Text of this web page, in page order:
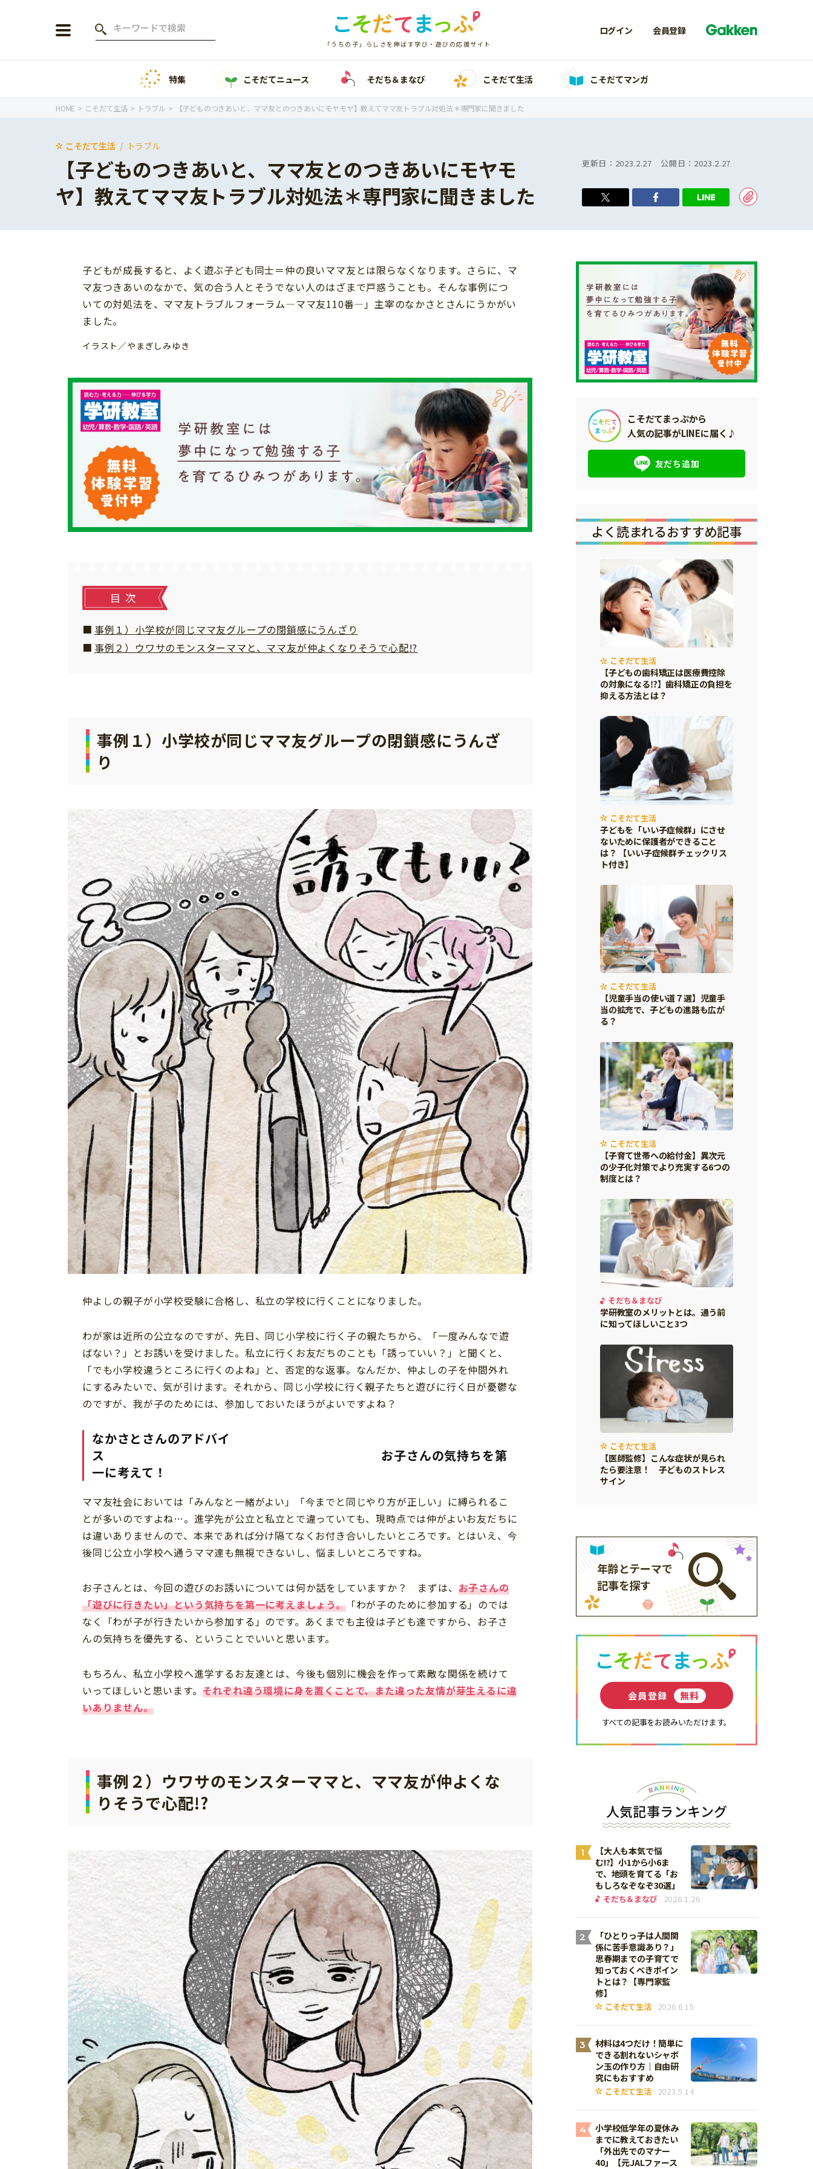
「うちの子」らしさを伸ばす学び・遊びの応援サイト
ログイン 会員登録
年齢から探す
1歳
小学2年生
小学4年生
小学6年生
そだち＆まなび
ワーク・ドリル
幼稚園・保育園
教育・学習
絵本・読み聞かせ
運動・あそび・ゲーム
こそだて生活
行事・イベント
親子でいっしょに
マネー
こそだてマンガ
サイトのご利⽤にあたって
特集 こそだてニュース そだち＆まなび こそだて生活 こそだてマンガ
HOME こそだて生活 トラブル 【子どものつきあいと、ママ友とのつきあいにモヤモヤ】教えてママ友トラブル対処法＊専門家に聞きました
こそだて生活 トラブル
【子どものつきあいと、ママ友とのつきあいにモヤモ
ヤ】教えてママ友トラブル対処法＊専門家に聞きました
更新日： 2023.2.27 公開日： 2023.2.27
子どもが成長すると、よく遊ぶ子ども同士＝仲の良いママ友とは限らなくなります。さらに、マ
マ友つきあいのなかで、気の合う人とそうでない人のはざまで戸惑うことも。そんな事例につ
いての対処法を、ママ友トラブルフォーラム―ママ友110番―」主宰のなかさとさんにうかがい
ました。
イラスト／やまぎしみゆき
目次
事例１）小学校が同じママ友グループの閉鎖感にうんざり
事例２）ウワサのモンスターママと、ママ友が仲よくなりそうで心配!?
事例１）小学校が同じママ友グループの閉鎖感にうんざ
り
仲よしの親子が小学校受験に合格し、私立の学校に行くことになりました。
わが家は近所の公立なのですが、先日、同じ小学校に行く子の親たちから、「一度みんなで遊
ばない？」とお誘いを受けました。私立に行くお友だちのことも「誘っていい？」と聞くと、
「でも小学校違うところに行くのよね」と、否定的な返事。なんだか、仲よしの子を仲間外れ
にするみたいで、気が引けます。それから、同じ小学校に行く親子たちと遊びに行く日が憂鬱な
のですが、我が子のためには、参加しておいたほうがよいですよね？
なかさとさんのアドバイ
ス お子さんの気持ちを第
一に考えて！
ママ友社会においては「みんなと一緒がよい」「今までと同じやり方が正しい」に縛られるこ
とが多いのですよね…。進学先が公立と私立とで違っていても、現時点では仲がよいお友だちに
は違いありませんので、本来であれば分け隔てなくお付き合いしたいところです。とはいえ、今
後同じ公立小学校へ通うママ達も無視できないし、悩ましいところですね。
お子さんとは、今回の遊びのお誘いについては何か話をしていますか？ まずは、 お子さんの
「遊びに行きたい」という気持ちを第一に考えましょう。「わが子のために参加する」のでは
なく「わが子が行きたいから参加する」のです。あくまでも主役は子ども達ですから、お子さ
んの気持ちを優先する、ということでいいと思います。
もちろん、私立小学校へ進学するお友達とは、今後も個別に機会を作って素敵な関係を続けて
いってほしいと思います。 それぞれ違う環境に身を置くことで、また違った友情が芽生えるに違
いありません。
事例２）ウワサのモンスターママと、ママ友が仲よくな
りそうで心配!?
こそだてまっぷから
人気の記事がLINEに届く♪
友だち追加
よく読まれるおすすめ記事
こそだて生活
【子どもの歯科矯正は医療費控除
の対象になる⁉】歯科矯正の負担を
抑える方法とは？
こそだて生活
子どもを「いい子症候群」にさせ
ないために保護者ができること
は？ 【いい子症候群チェックリス
ト付き】
こそだて生活
【児童手当の使い道７選】児童手
当の拡充で、子どもの進路も広が
る？
こそだて生活
【子育て世帯への給付金】異次元
の少子化対策でより充実する6つの
制度とは？
そだち＆まなび
学研教室のメリットとは。通う前
に知ってほしいこと3つ
こそだて生活
【医師監修】こんな症状が見られ
たら要注意！ 子どものストレス
サイン
年齢とテーマで
記事を探す
会員登録 無料
すべての記事をお読みいただけます。
人気記事ランキング
1
【大人も本気で悩
む!?】小1から小6ま
で、地頭を育てる「お
もしろなぞなぞ30選」
そだち＆まなび 2026.1.26
2
「ひとりっ子は人間関
係に苦手意識あり？」
思春期までの子育てで
知っておくべきポイン
トとは？【専門家監
修】
こそだて生活 2026.6.15
3
材料は4つだけ！簡単に
できる割れないシャボ
ン玉の作り方｜自由研
究にもおすすめ
こそだて生活 2023.5.14
4
小学校低学年の夏休み
までに教えておきたい
「外出先でのマナー
40」【元JALファース